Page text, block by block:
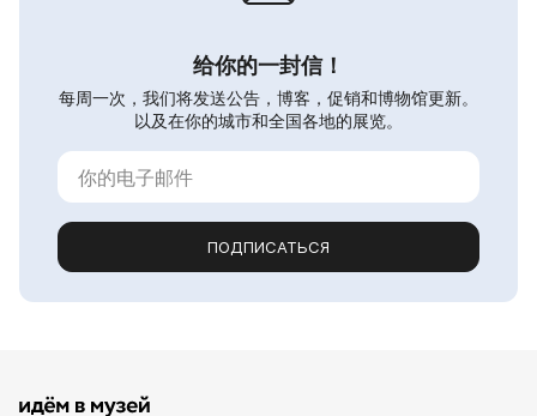
给你的一封信！
每周一次，我们将发送公告，博客，促销和博物馆更新。
以及在你的城市和全国各地的展览。
ПОДПИСАТЬСЯ